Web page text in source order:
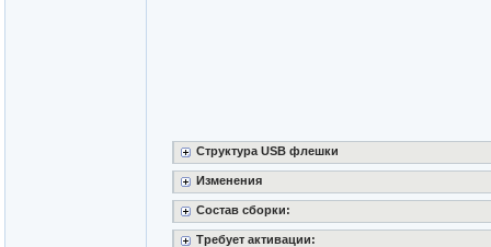
Структура USB флешки
Изменения
Состав сборки:
Требует активации: